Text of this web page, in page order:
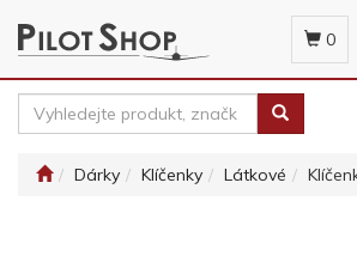
0
Dárky Klíčenky Látkové